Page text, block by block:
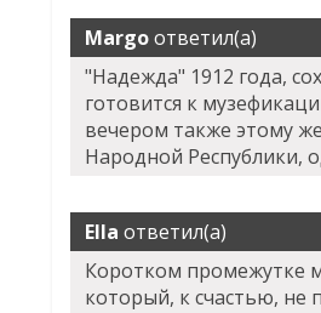
Margoответил(а)
"Надежда" 1912 года,
готовится к
вечером также этому
Народной Республики,
Ella ответил(а)
Коротком промежутке
который, к счастью, не